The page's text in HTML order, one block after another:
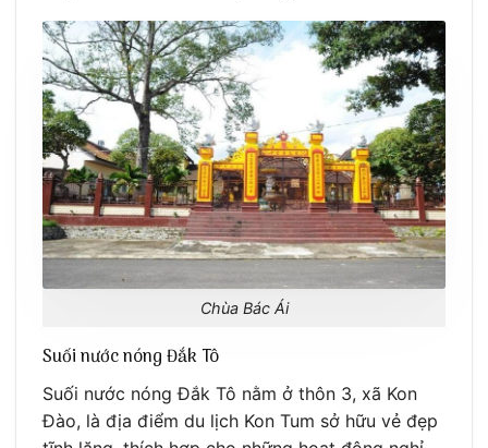
Chùa Bác Ái
Suối nước nóng Đắk Tô
Suối nước nóng Đắk Tô nằm ở thôn 3, xã Kon
Đào, là địa điểm du lịch Kon Tum sở hữu vẻ đẹp